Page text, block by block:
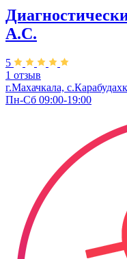
А.С.
5
1 отзыв
г.Махачкала,
Пн-Сб 09:00-19:00